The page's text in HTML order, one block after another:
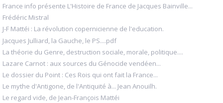
France info présente L'Histoire de France de Jacques Bainville...
Frédéric Mistral
J-F Mattéi : La révolution copernicienne de l'education.
Jacques Julliard, la Gauche, le PS....pdf
La théorie du Genre, destruction sociale, morale, politique....
Lazare Carnot : aux sources du Génocide vendéen...
Le dossier du Point : Ces Rois qui ont fait la France...
Le mythe d'Antigone, de l'Antiquité à... Jean Anouilh.
Le regard vide, de Jean-François Mattéi